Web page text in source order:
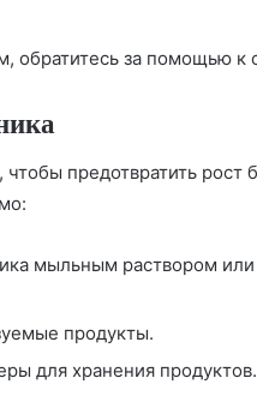
обратитесь за помощью к
предотвратить рост
мыльным раствором
продукты.
для хранения продуктов.
Умные